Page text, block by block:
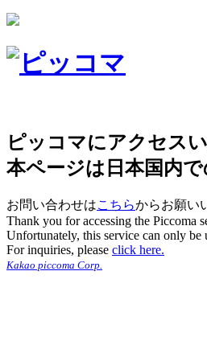
ピッコマにアクセス
本ページは日本国内
お問い合わせはこちらからお願い
Thank you for accessing the Piccoma
Unfortunately, this service can only be
For inquiries, please click here.
Kakao piccoma Corp.